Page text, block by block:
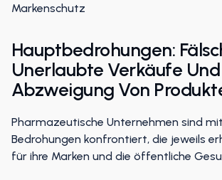
Markenschutz
Hauptbedrohungen:
Unerlaubte Verkäufe Und
Abzweigung Von
Pharmazeutische Unternehmen sind
Bedrohungen konfrontiert, die jeweils
für ihre Marken und die öffentliche